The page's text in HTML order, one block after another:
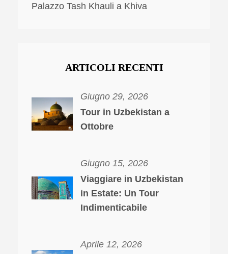
Palazzo Tash Khauli a Khiva
ARTICOLI RECENTI
Giugno 29, 2026
Tour in Uzbekistan a
Ottobre
Giugno 15, 2026
Viaggiare in Uzbekistan
in Estate: Un Tour
Indimenticabile
Aprile 12, 2026